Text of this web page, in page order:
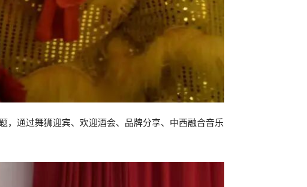
，通过舞狮迎宾、欢迎酒会、品牌分享、中西融合音乐